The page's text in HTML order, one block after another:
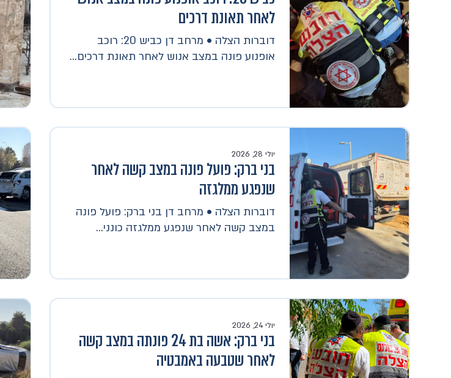
לאחר תאונת דרכים
דוברות הצלה • מרחב דן כביש 20: רוכב
אופנוע פונה במצב אנוש לאחר תאונת דרכים...
יולי 28, 2026
בני ברק: פועל פונה במצב קשה לאחר
שנפגע ממלגזה
דוברות הצלה • מרחב דן בני ברק: פועל פונה
במצב קשה לאחר שנפגע ממלגזה כונני...
יולי 24, 2026
בני ברק: אשה בת 24 פונתה במצב קשה
לאחר שטבעה באמבטיה